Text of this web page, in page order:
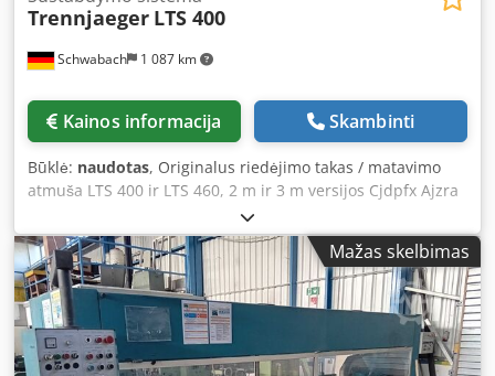
Schwabach 1 087 km
Trennjaeger LTS 400
Kainos informacija Skambinti
Būklė: naudotas, Originalus riedėjimo takas / matavimo
atmuša LTS 400 ir LTS 460, 2 m ir 3 m versijos Cjdpfx Ajzra
Mažas skelbimas